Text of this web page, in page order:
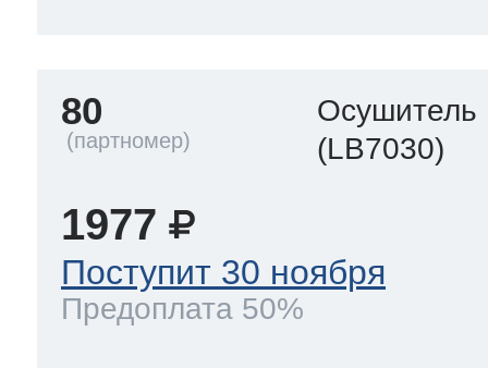
80
Осушитель
(LB7030)
1977
Поступит 30 ноября
Предоплата 50%